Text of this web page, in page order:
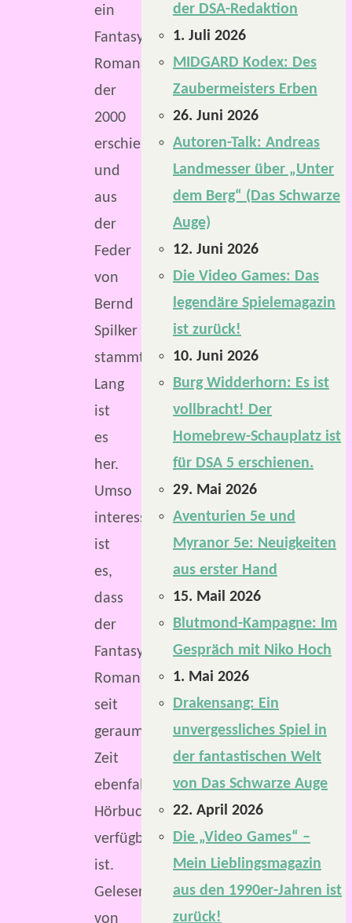
ein
Fantasy-
Roman,
der
2000
erschien
und
aus
der
Feder
von
Bernd
Spilker
stammt.
Lang
ist
es
her.
Umso
interessanter
ist
es,
dass
der
Fantasy-
Roman
seit
geraumer
Zeit
ebenfalls
Hörbuch
verfügbar
ist.
Gelesen
von
der DSA-Redaktion
1. Juli 2026
MIDGARD Kodex: Des
Zaubermeisters Erben
26. Juni 2026
Autoren-Talk: Andreas
Landmesser über „Unter
dem Berg“ (Das Schwarze
Auge)
12. Juni 2026
Die Video Games: Das
legendäre Spielemagazin
ist zurück!
10. Juni 2026
Burg Widderhorn: Es ist
vollbracht! Der
Homebrew-Schauplatz ist
für DSA 5 erschienen.
29. Mai 2026
Aventurien 5e und
Myranor 5e: Neuigkeiten
aus erster Hand
15. Mail 2026
Blutmond-Kampagne: Im
Gespräch mit Niko Hoch
1. Mai 2026
Drakensang: Ein
unvergessliches Spiel in
der fantastischen Welt
von Das Schwarze Auge
22. April 2026
Die „Video Games“ –
Mein Lieblingsmagazin
aus den 1990er-Jahren ist
zurück!